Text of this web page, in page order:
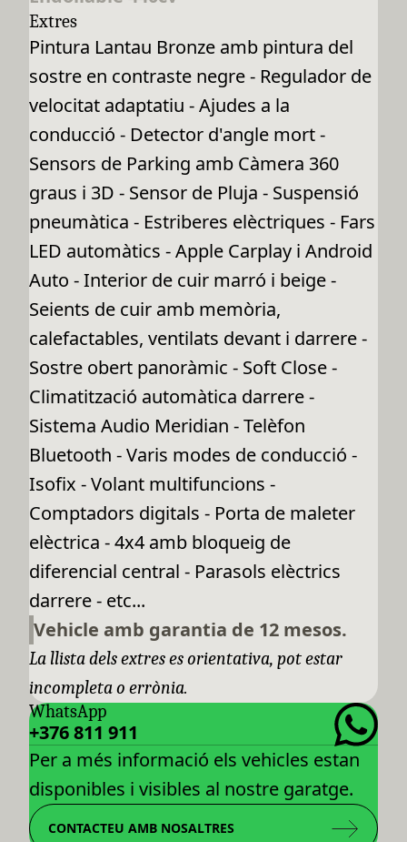
Extres
Pintura Lantau Bronze amb pintura del
sostre en contraste negre - Regulador de
velocitat adaptatiu - Ajudes a la
conducció - Detector d'angle mort -
Sensors de Parking amb Càmera 360
graus i 3D - Sensor de Pluja - Suspensió
pneumàtica - Estriberes elèctriques - Fars
LED automàtics - Apple Carplay i Android
Auto - Interior de cuir marró i beige -
Seients de cuir amb memòria,
calefactables, ventilats devant i darrere -
Sostre obert panoràmic - Soft Close -
Climatització automàtica darrere -
Sistema Audio Meridian - Telèfon
Bluetooth - Varis modes de conducció -
Isofix - Volant multifuncions -
Comptadors digitals - Porta de maleter
elèctrica - 4x4 amb bloqueig de
diferencial central - Parasols elèctrics
darrere - etc...
Vehicle amb garantia de 12 mesos.
La llista dels extres es orientativa, pot estar
incompleta o errònia.
WhatsApp
+376 811 911
Per a més informació els vehicles estan
disponibles i visibles al nostre garatge.
CONTACTEU AMB NOSALTRES